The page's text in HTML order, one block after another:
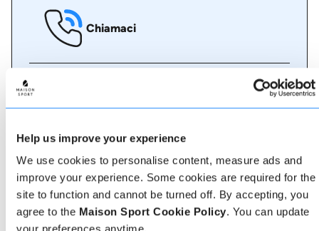
Help us improve your experience
We use cookies to personalise content, measure ads and
improve your experience. Some cookies are required for the
site to function and cannot be turned off. By accepting, you
agree to the Maison Sport Cookie Policy. You can update
Chiamaci
Whatsapp